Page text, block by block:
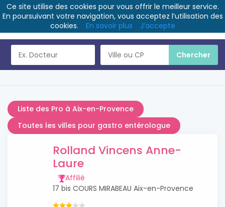
Liste des Pro à Aix-en-Provence
Toutes les villes pour gastro entérologue
Rolland Vincens Anne-
Laure
Affilié
17 bis COURS MIRABEAU Aix-en-Provence
Ce site utilise des cookies pour vous offrir le meilleur service.
En poursuivant votre navigation, vous acceptez l’utilisation des
cookies.
En savoir plus J’accepte